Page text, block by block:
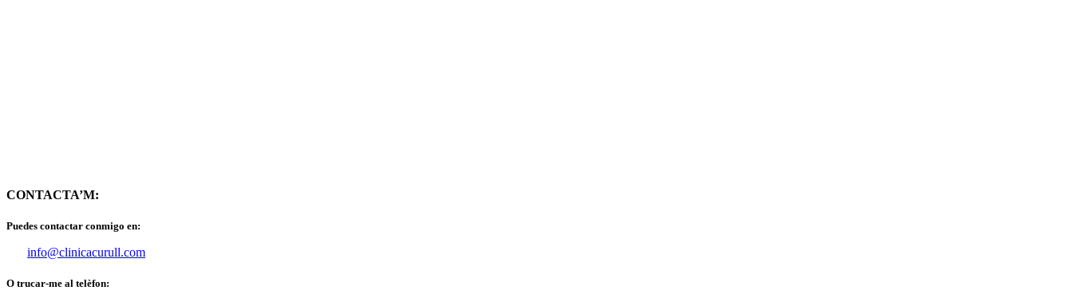
CONTACTA’M:
Puedes contactar conmigo en:
info@clinicacurull.com
O trucar-me al telèfon: